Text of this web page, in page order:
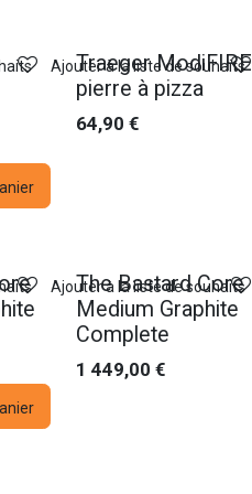
Traeger ModiFIRE
pierre à pizza
64,90 €
Ajouter à la liste de souhaits
Nouveau !
The Bastard Core
Medium Graphite
Complete
1 449,00 €
Ajouter à la liste de souhaits